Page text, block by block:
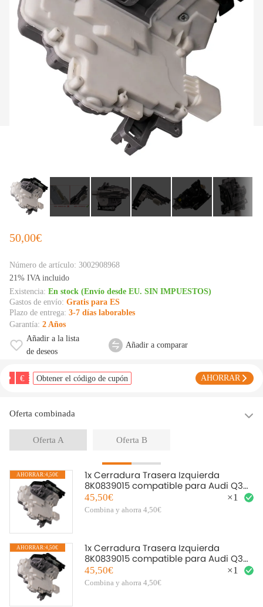
50,00€
Número de artículo: 3002908968
21% IVA incluido
Existencia: En stock (Envío desde EU. SIN IMPUESTOS)
Gastos de envío: Gratis para ES
Plazo de entrega: 3-7 días laborables
Garantía: 2 Años
Añadir a la lista
de deseos
Añadir a comparar
€ Obtener el código de cupón AHORRAR
Oferta combinada
Oferta A Oferta B
AHORRAR:4,50€
1x Cerradura Trasera Izquierda
8K0839015 compatible para Audi Q3
Q5 Q7 A4 8K A5 8T TT 8J compatible
para VW
45,50€
Combina y ahorra 4,50€
×1
AHORRAR:4,50€
1x Cerradura Trasera Izquierda
8K0839015 compatible para Audi Q3
Q5 Q7 A4 8K A5 8T TT 8J compatible
para VW
45,50€
Combina y ahorra 4,50€
×1